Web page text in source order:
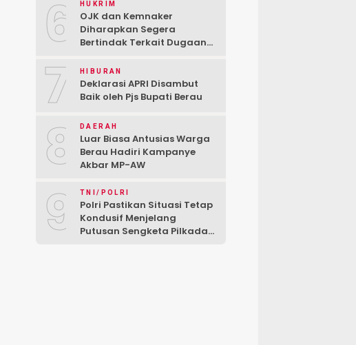
6 HUKRIM
OJK dan Kemnaker
Diharapkan Segera
Bertindak Terkait Dugaan
Sesuka Hati
7 HIBURAN
Deklarasi APRI Disambut
Baik oleh Pjs Bupati Berau
8 DAERAH
Luar Biasa Antusias Warga
Berau Hadiri Kampanye
Akbar MP-AW
9 TNI/POLRI
Polri Pastikan Situasi Tetap
Kondusif Menjelang
Putusan Sengketa Pilkada